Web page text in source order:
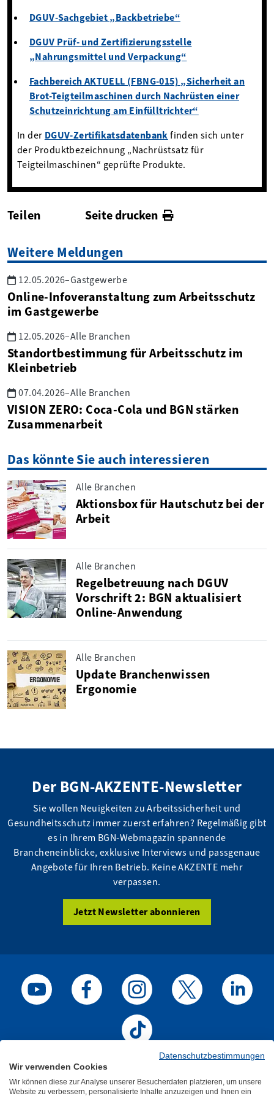
DGUV-Sachgebiet „Backbetriebe“
DGUV Prüf- und Zertifizierungsstelle
„Nahrungsmittel und Verpackung“
Fachbereich AKTUELL (FBNG-015) „Sicherheit an
Brot-Teigteilmaschinen durch Nachrüsten einer
Schutzeinrichtung am Einfülltrichter“
In der DGUV-Zertifikatsdatenbankfinden sich unter
der Produktbezeichnung „Nachrüstsatz für
Teigteilmaschinen“ geprüfte Produkte.
Teilen Seite drucken
Weitere Meldungen
12.05.2026–Gastgewerbe
Online-Infoveranstaltung zum Arbeitsschutz
im Gastgewerbe
12.05.2026–Alle Branchen
Standortbestimmung für Arbeitsschutz im
Kleinbetrieb
07.04.2026–Alle Branchen
VISION ZERO: Coca-Cola und BGN stärken
Zusammenarbeit
Das könnte Sie auch interessieren
Alle Branchen
Aktionsbox für Hautschutz bei der
Arbeit
Alle Branchen
Regelbetreuung nach DGUV
Vorschrift 2: BGN aktualisiert
Online-Anwendung
Alle Branchen
Update Branchenwissen
Ergonomie
Der BGN-AKZENTE-Newsletter
Sie wollen Neuigkeiten zu Arbeitssicherheit und
Gesundheitsschutz immer zuerst erfahren? Regelmäßig gibt
es in Ihrem BGN-Webmagazin spannende
Brancheneinblicke, exklusive Interviews und passgenaue
Angebote für Ihren Betrieb. Keine AKZENTE mehr
verpassen.
Jetzt Newsletter abonnieren
BGN auf TikTok
Datenschutz Kontakt
Datenschutzbestimmungen
Wir verwenden Cookies
Wir können diese zur Analyse unserer Besucherdaten platzieren, um unsere
Website zu verbessern, personalisierte Inhalte anzuzeigen und Ihnen ein